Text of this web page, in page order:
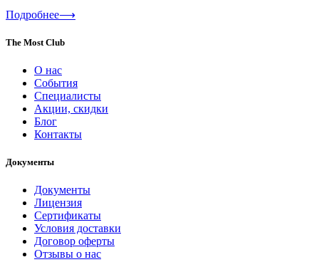
Подробнее⟶
The Most Club
О нас
События
Специалисты
Акции, скидки
Блог
Контакты
Документы
Документы
Лицензия
Сертификаты
Условия доставки
Договор оферты
Отзывы о нас